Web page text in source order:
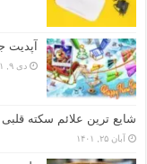
آپدیت
دی ۹, ۱۴۰۱
شایع ترین علائم سکته
آبان ۲۵, ۱۴۰۱